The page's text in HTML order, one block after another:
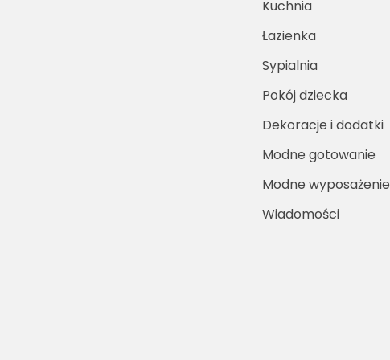
Kuchnia
Łazienka
Sypialnia
Pokój dziecka
Dekoracje i dodatki
Modne gotowanie
Modne wyposażenie
Wiadomości